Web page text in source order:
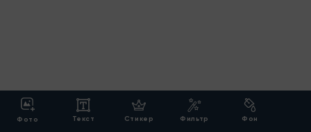
Фото Текст Стикер Фильтр Фон